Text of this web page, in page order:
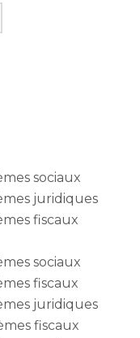
sociaux
juridiques
fiscaux
sociaux
fiscaux
juridiques
fiscaux